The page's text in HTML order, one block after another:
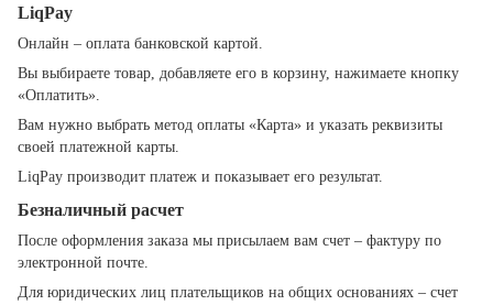
LiqPay
Онлайн – оплата банковской картой.
Вы выбираете товар, добавляете его в корзину, нажимаете кнопку
«Оплатить».
Вам нужно выбрать метод оплаты «Карта» и указать реквизиты
своей платежной карты.
LiqPay производит платеж и показывает его результат.
Безналичный расчет
После оформления заказа мы присылаем вам счет – фактуру по
электронной почте.
Для юридических лиц плательщиков на общих основаниях – счет